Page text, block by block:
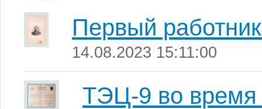
Первый
14.08.2023 15:11:00
ТЭЦ-9 во время